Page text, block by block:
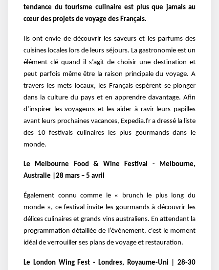
tendance du tourisme culinaire est plus que jamais au
cœur des projets de voyage des Français.
Ils ont envie de découvrir les saveurs et les parfums des
cuisines locales lors de leurs séjours. La gastronomie est un
élément clé quand il s’agit de choisir une destination et
peut parfois même être la raison principale du voyage. A
travers les mets locaux, les Français espèrent se plonger
dans la culture du pays et en apprendre davantage. Afin
d’inspirer les voyageurs et les aider à ravir leurs papilles
avant leurs prochaines vacances, Expedia.fr a dressé la liste
des 10 festivals culinaires les plus gourmands dans le
monde.
Le Melbourne Food & Wine Festival - Melbourne,
Australie |28 mars – 5 avril
Également connu comme le « brunch le plus long du
monde », ce festival invite les gourmands à découvrir les
délices culinaires et grands vins australiens. En attendant la
programmation détaillée de l’événement, c'est le moment
idéal de verrouiller ses plans de voyage et restauration.
Le London Wing Fest - Londres, Royaume-Uni | 28-30